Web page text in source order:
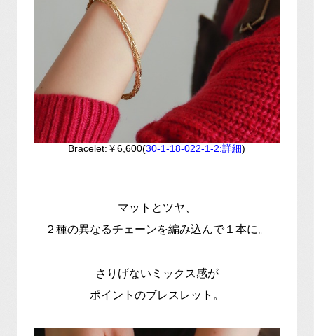
Bracelet:￥6,600(30-1-18-022-1-2:詳細)
マットとツヤ、
２種の異なるチェーンを編み込んで１本に。
さりげないミックス感が
ポイントのブレスレット。